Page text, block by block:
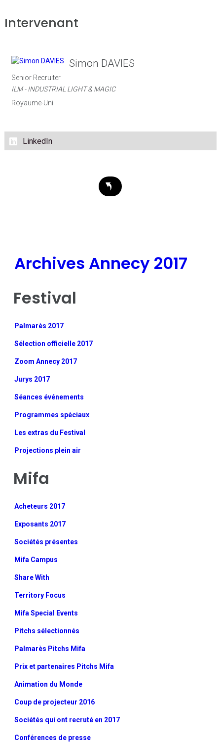
Intervenant
Simon DAVIES
Senior Recruiter
ILM - INDUSTRIAL LIGHT & MAGIC
Royaume-Uni
LinkedIn
Archives Annecy 2017
Festival
Palmarès 2017
Sélection officielle 2017
Zoom Annecy 2017
Jurys 2017
Séances événements
Programmes spéciaux
Les extras du Festival
Projections plein air
Mifa
Acheteurs 2017
Exposants 2017
Sociétés présentes
Mifa Campus
Share With
Territory Focus
Mifa Special Events
Pitchs sélectionnés
Palmarès Pitchs Mifa
Prix et partenaires Pitchs Mifa
Animation du Monde
Coup de projecteur 2016
Sociétés qui ont recruté en 2017
Conférences de presse